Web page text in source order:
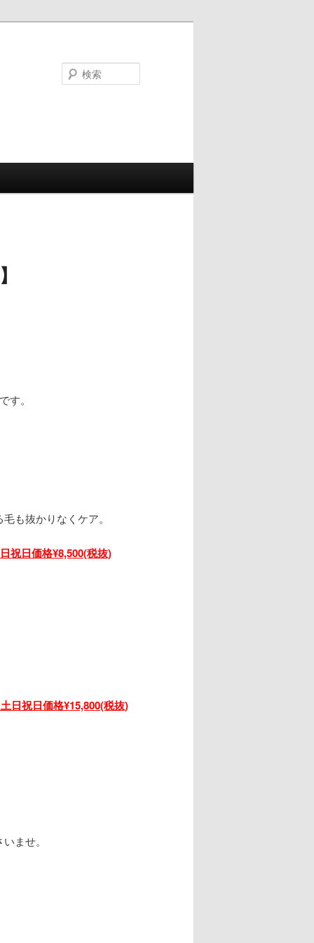
す。
も抜かりなくケア。
祝日価格¥8,500(税抜)
日祝日価格¥15,800(税抜)
ませ。